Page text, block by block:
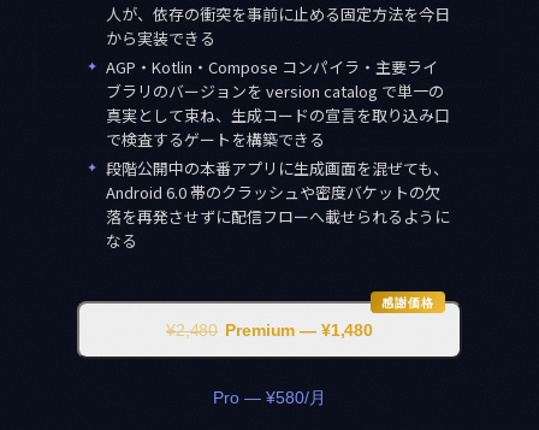
人が、依存の衝突を事前に止める固定方法を今日
から実装できる
✦ AGP・Kotlin・Compose コンパイラ・主要ライ
ブラリのバージョンを version catalog で単一の
真実として束ね、生成コードの宣言を取り込み口
で検査するゲートを構築できる
✦ 段階公開中の本番アプリに生成画面を混ぜても、
Android 6.0 帯のクラッシュや密度バケットの欠
落を再発させずに配信フローへ載せられるように
なる
感謝価格
¥2,480 Premium — ¥1,480
Pro — ¥580/月